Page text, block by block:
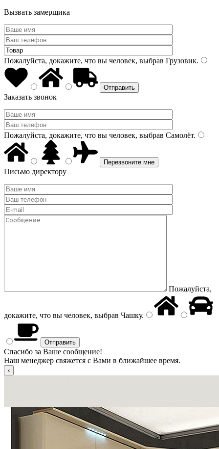
Вызвать замерщика
Пожалуйста, докажите, что вы человек, выбрав Грузовик.
Заказать звонок
Пожалуйста, докажите, что вы человек, выбрав Самолёт.
Письмо директору
Пожалуйста,
докажите, что вы человек, выбрав Чашку.
Спасибо за Ваше сообщение!
Наш менеджер свяжется с Вами в ближайшее время.